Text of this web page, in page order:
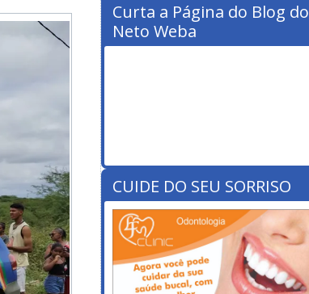
Curta a Página do Blog do
Neto Weba
CUIDE DO SEU SORRISO